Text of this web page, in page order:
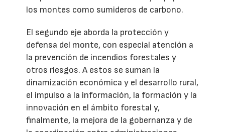
los montes como sumideros de carbono.
El segundo eje aborda la protección y
defensa del monte, con especial atención a
la prevención de incendios forestales y
otros riesgos. A estos se suman la
dinamización económica y el desarrollo rural,
el impulso a la información, la formación y la
innovación en el ámbito forestal y,
finalmente, la mejora de la gobernanza y de